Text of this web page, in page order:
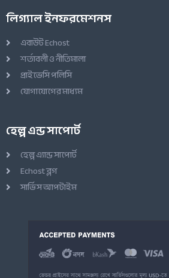
লিগ্যাল ইনফরমেশনস
এবাউট Echost
শর্তাবলী ও নীতিমালা
প্রাইভেসি পলিসি
যোগাযোগের মাধ্যম
হেল্প এন্ড সাপোর্ট
হেল্প এ্যান্ড সাপোর্ট
Echost ব্লগ
সার্ভিস আপটাইম